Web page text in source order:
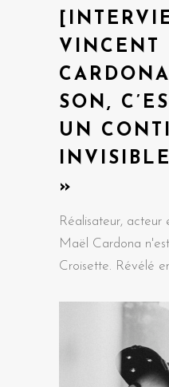
VINCENT
SON,
UN
»
Réalisateur, acteur
Maël Cardona
Croisette. Révélé